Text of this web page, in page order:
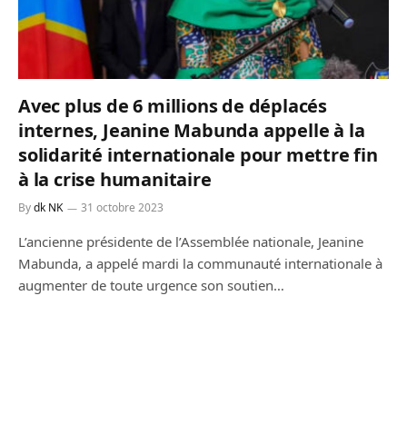
Avec plus de 6 millions de déplacés
internes, Jeanine Mabunda appelle à la
solidarité internationale pour mettre fin
à la crise humanitaire
Bydk NK 31 octobre 2023
L’ancienne présidente de l’Assemblée nationale, Jeanine
Mabunda, a appelé mardi la communauté internationale à
augmenter de toute urgence son soutien…